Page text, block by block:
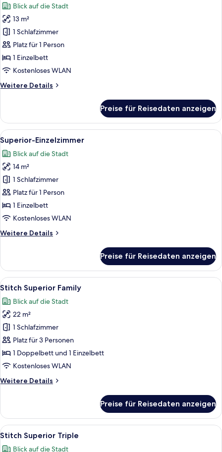
für
Standard-
Einzelzimmer
anzeigen
Blick auf die Stadt
13 m²
1 Schlafzimmer
Platz für 1 Person
1 Einzelbett
Kostenloses WLAN
Weitere Details
Weitere
Einzelzimmer
Preise für Reisedaten anzeigen
Alle
Fotos
für
Superior-
Einzelzimmer
anzeigen
Ein Schlafzimmer mit einem Bett,
8
Superior-Einzelzimmer
Blick auf die Stadt
14 m²
1 Schlafzimmer
Platz für 1 Person
1 Einzelbett
Kostenloses WLAN
Weitere Details
Weitere
Einzelzimmer
Preise für Reisedaten anzeigen
Alle
Fotos
für
Stitch
Superior
Family
anzeigen
Ein Hotelzimmer mit einem Bett,
7
Stitch Superior Family
Blick auf die Stadt
22 m²
1 Schlafzimmer
Platz für 3 Personen
1 Doppelbett und 1 Einzelbett
Kostenloses WLAN
Weitere Details
Weitere
Superior
Family
Preise für Reisedaten anzeigen
Alle
Fotos
Ein Hotelzimmer mit zwei Betten,
11
Stitch Superior Triple
Blick auf die Stadt